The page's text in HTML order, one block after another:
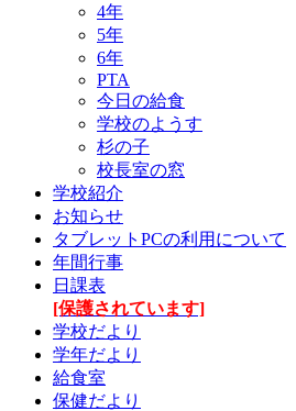
4年
5年
6年
PTA
今日の給食
学校のようす
杉の子
校長室の窓
学校紹介
お知らせ
タブレットPCの利用について
年間行事
日課表
[保護されています]
学校だより
学年だより
給食室
保健だより